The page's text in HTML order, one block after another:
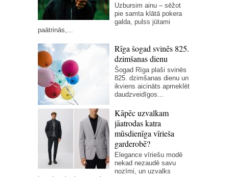
Uzbursim ainu – sēžot
pie samta klātā pokera
galda, pulss jūtami
paātrinās,...
Rīga šogad svinēs 825.
dzimšanas dienu
Šogad Rīga plaši svinēs
825. dzimšanas dienu un
ikviens aicināts apmeklēt
daudzveidīgos...
Kāpēc uzvalkam
jāatrodas katra
mūsdienīga vīrieša
garderobē?
Elegance vīriešu modē
nekad nezaudē savu
nozīmi, un uzvalks